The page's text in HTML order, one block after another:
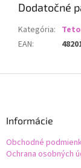
Dodatočné
Kategória:
EAN:
Informácie
Obchodné
Ochrana osobných